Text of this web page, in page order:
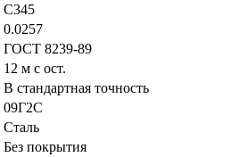
С345
0.0257
ГОСТ 8239-89
12 м с ост.
В стандартная точность
09Г2С
Сталь
Без покрытия